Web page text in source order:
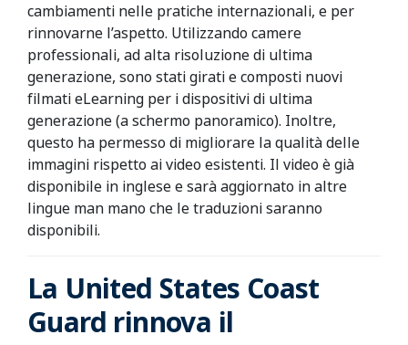
cambiamenti nelle pratiche internazionali, e per
rinnovarne l’aspetto. Utilizzando camere
professionali, ad alta risoluzione di ultima
generazione, sono stati girati e composti nuovi
filmati eLearning per i dispositivi di ultima
generazione (a schermo panoramico). Inoltre,
questo ha permesso di migliorare la qualità delle
immagini rispetto ai video esistenti. Il video è già
disponibile in inglese e sarà aggiornato in altre
lingue man mano che le traduzioni saranno
disponibili.
La United States Coast
Guard rinnova il